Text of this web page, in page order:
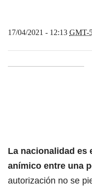
17/04/2021 - 12:13 GMT-
La nacionalidad es
anímico entre una
autorización no se